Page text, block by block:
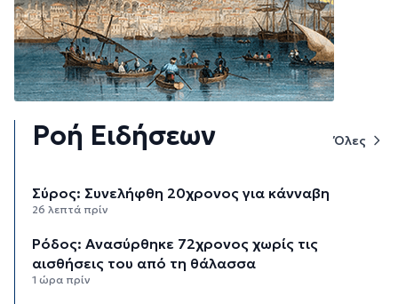
Ροή Ειδήσεων Όλες
Σύρος: Συνελήφθη 20χρονος για κάνναβη
26 λεπτά πρίν
Ρόδος: Ανασύρθηκε 72χρονος χωρίς τις
αισθήσεις του από τη θάλασσα
1 ώρα πρίν